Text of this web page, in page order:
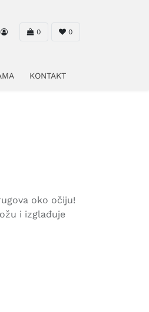
0 0
KONTAKT
oko očiju!
i izglađuje